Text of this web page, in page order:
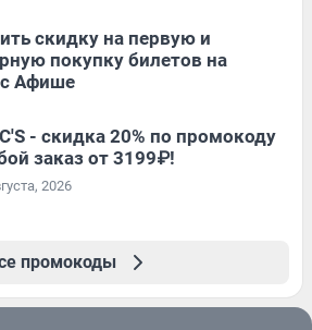
скидку на первую и
покупку билетов на
Афише
- скидка 20% по промокоду
заказ от 3199₽!
2026
промокоды